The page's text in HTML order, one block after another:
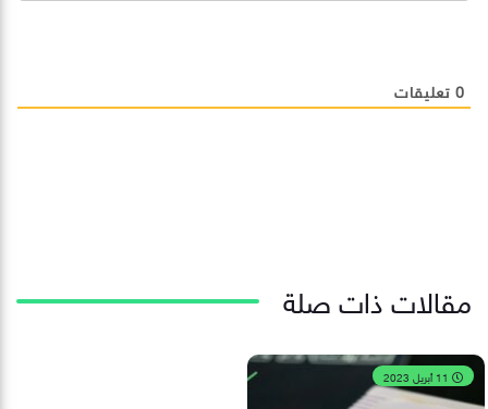
0 تعليقات
مقالات ذات صلة